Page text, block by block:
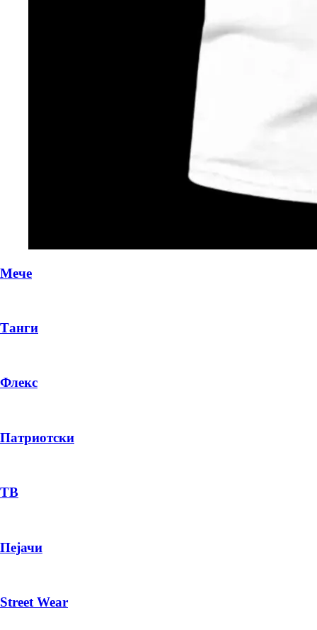
PRODUCT
ПЛАТИ ПРИ ДОСТАВА ВО КЕШ
Мече
Танги
Флекс
Патриотски
ТВ
Пејачи
Street Wear